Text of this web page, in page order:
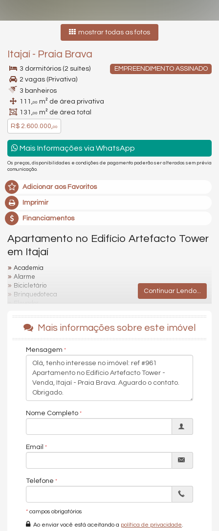
mostrar todas as fotos
Itajaí - Praia Brava
EMPREENDIMENTO ASSINADO
3 dormitórios (2 suítes)
2 vagas (Privativa)
3 banheiros
111,00 m² de área privativa
131,00 m² de área total
R$ 2.600.000,00
Mais Informações via WhatsApp
Os preços, disponibilidades e condições de pagamento poderão ser alterados sem prévia
comunicação.
Adicionar aos Favoritos
Imprimir
Financiamentos
Apartamento no Edifício Artefacto Tower
em Itajaí
Academia
Alarme
Bicicletário
Brinquedoteca
Elevador
Piscina infantil
Piscina térmica
Playground
Sala de jogos
Salão de festas
Sauna
Acabamento de alto padrão
02 Torres - A e B
35 Pavimentos
195 Apartamentos
Aquecimento de Água
Calefação
Churrasqueira
Carpete
Piso Vinílico
Infra para Ar Split
Andar Alto
Continuar Lendo...
Mais informações sobre este imóvel
Mensagem
Nome Completo
Email
Telefone
* campos obrigatórios
Ao enviar você está aceitando a política de privacidade